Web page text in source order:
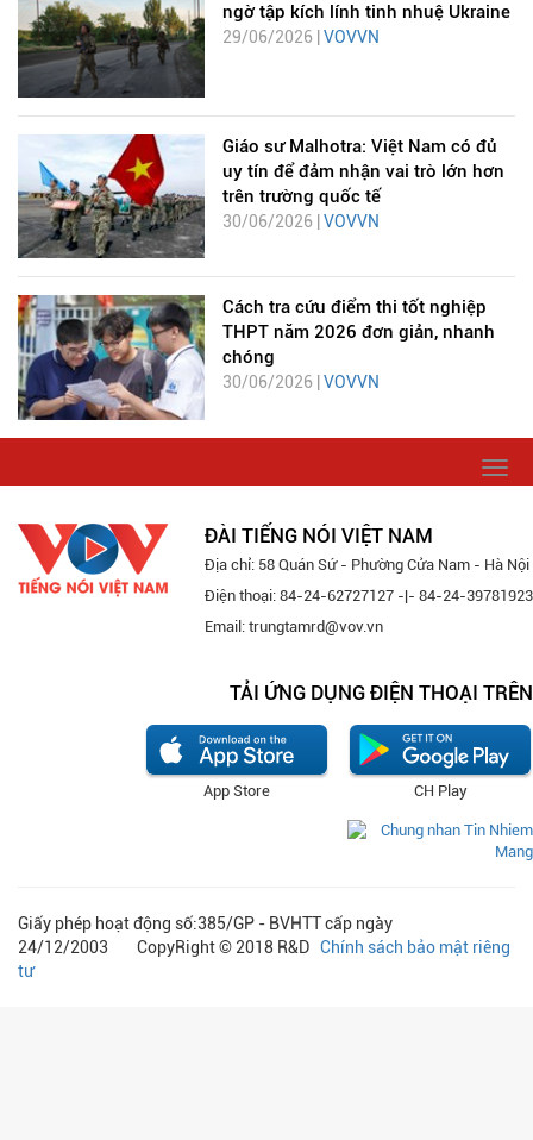
ngờ tập kích lính tinh nhuệ Ukraine
29/06/2026 | VOVVN
Giáo sư Malhotra: Việt Nam có đủ
uy tín để đảm nhận vai trò lớn hơn
trên trường quốc tế
30/06/2026 | VOVVN
Cách tra cứu điểm thi tốt nghiệp
THPT năm 2026 đơn giản, nhanh
chóng
30/06/2026 | VOVVN
ĐÀI TIẾNG NÓI VIỆT NAM
Địa chỉ: 58 Quán Sứ - Phường Cửa Nam - Hà Nội
Điện thoại: 84-24-62727127 -|- 84-24-39781923
Email: trungtamrd@vov.vn
TẢI ỨNG DỤNG ĐIỆN THOẠI TRÊN
CH Play
App Store
Giấy phép hoạt động số:385/GP - BVHTT cấp ngày
24/12/2003 CopyRight © 2018 R&D Chính sách bảo mật riêng
tư